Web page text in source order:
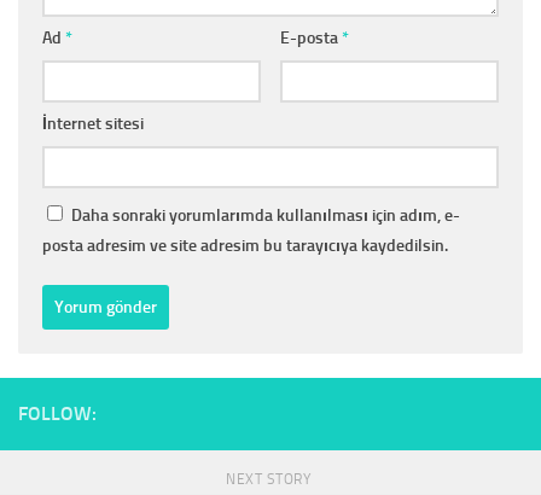
Ad * E-posta*
İnternet sitesi
Daha sonraki yorumlarımda kullanılması için adım, e-
posta adresim ve site adresim bu tarayıcıya kaydedilsin.
FOLLOW:
NEXT STORY